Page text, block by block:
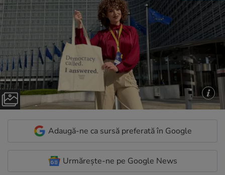
Adaugă-ne ca sursă preferată în Google
Urmărește-ne pe Google News